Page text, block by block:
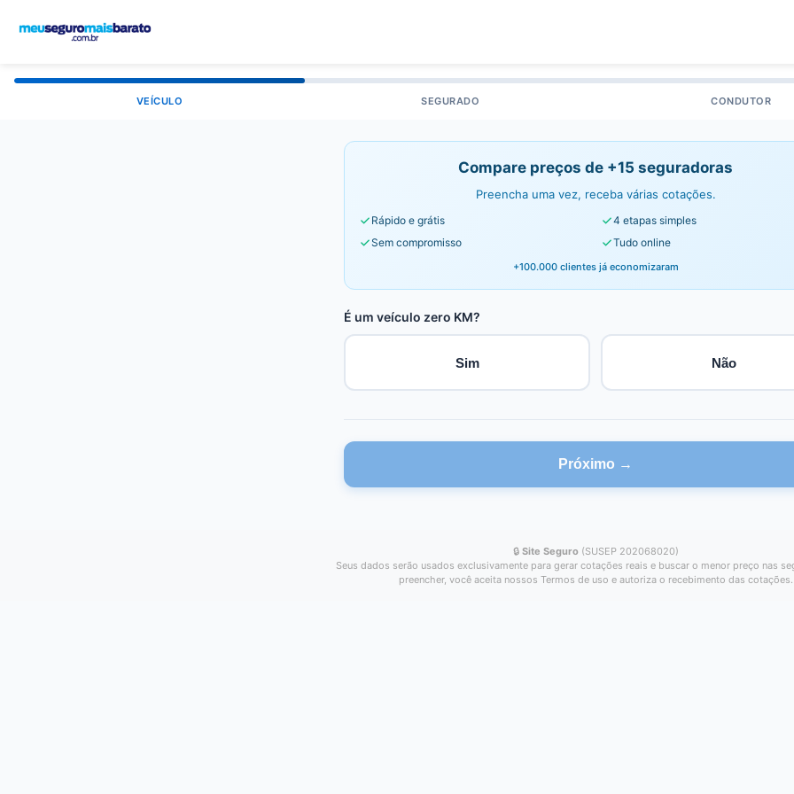
VEÍCULO SEGURADO CONDUTOR
Compare preços de +15 seguradoras
Preencha uma vez, receba várias cotações.
Rápido e grátis
4 etapas simples
Sem compromisso
Tudo online
+100.000 clientes já economizaram
É um veículo zero KM?
Sim Não
Próximo →
🔒 Site Seguro (SUSEP 202068020)
Seus dados serão usados exclusivamente para gerar cotações reais e buscar o menor preço nas
preencher, você aceita nossos Termos de uso e autoriza o recebimento das cotações.